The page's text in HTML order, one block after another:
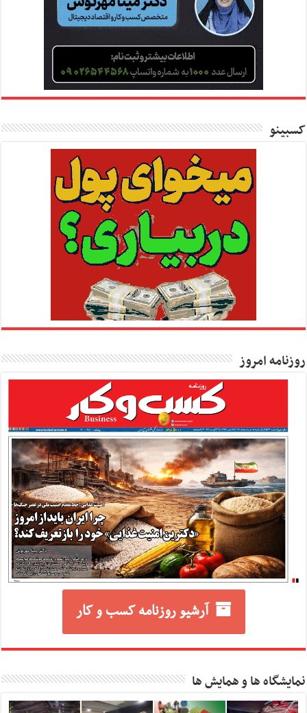
کسبینو
روزنامه امروز
آرشیو روزنامه کسب و کار
نمایشگاه ها و همایش ها